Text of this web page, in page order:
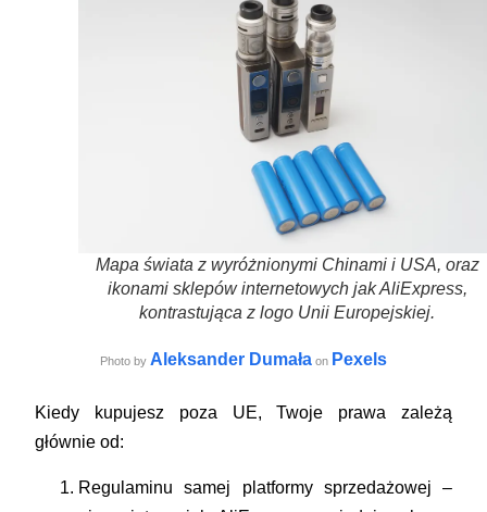
Mapa świata z wyróżnionymi Chinami i USA, oraz
ikonami sklepów internetowych jak AliExpress,
kontrastująca z logo Unii Europejskiej.
Photo by Aleksander Dumała on Pexels
Kiedy kupujesz poza UE, Twoje prawa zależą
głównie od:
Regulaminu samej platformy sprzedażowej –